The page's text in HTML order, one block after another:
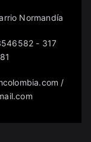
Normandía
- 317
/